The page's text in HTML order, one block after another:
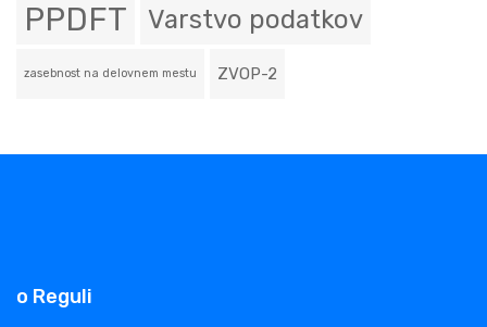
PPDFT Varstvo podatkov
zasebnost na delovnem mestu ZVOP-2
o Reguli